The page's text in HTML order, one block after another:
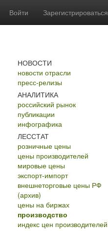
Войти Зарегистрироваться
НОВОСТИ
новости отрасли
пресс-релизы
АНАЛИТИКА
российский рынок
публикации
инфографика
ЛЕССТАТ
розничные цены
цены производителей
мировые цены
экспорт-импорт
внешнеторговые цены РФ
(архив)
цены на биржах
производство
индекс цен производителей